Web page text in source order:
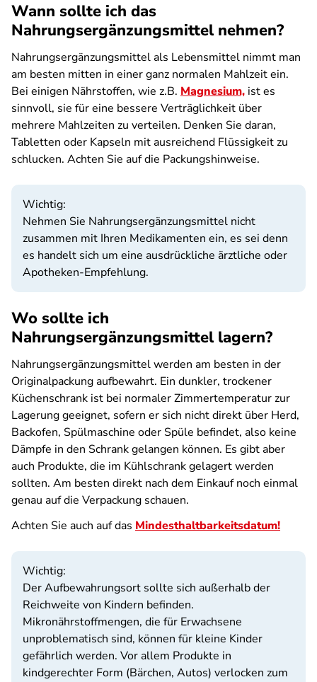
Wann sollte ich das
Nahrungsergänzungsmittel nehmen?
Nahrungsergänzungsmittel als Lebensmittel nimmt man
am besten mitten in einer ganz normalen Mahlzeit ein.
Bei einigen Nährstoffen, wie z.B. Magnesium, ist es
sinnvoll, sie für eine bessere Verträglichkeit über
mehrere Mahlzeiten zu verteilen. Denken Sie daran,
Tabletten oder Kapseln mit ausreichend Flüssigkeit zu
schlucken. Achten Sie auf die Packungshinweise.
Wichtig:
Nehmen Sie Nahrungsergänzungsmittel nicht
zusammen mit Ihren Medikamenten ein, es sei denn
es handelt sich um eine ausdrückliche ärztliche oder
Apotheken-Empfehlung.
Wo sollte ich
Nahrungsergänzungsmittel lagern?
Nahrungsergänzungsmittel werden am besten in der
Originalpackung aufbewahrt. Ein dunkler, trockener
Küchenschrank ist bei normaler Zimmertemperatur zur
Lagerung geeignet, sofern er sich nicht direkt über Herd,
Backofen, Spülmaschine oder Spüle befindet, also keine
Dämpfe in den Schrank gelangen können. Es gibt aber
auch Produkte, die im Kühlschrank gelagert werden
sollten. Am besten direkt nach dem Einkauf noch einmal
genau auf die Verpackung schauen.
Achten Sie auch auf das Mindesthaltbarkeitsdatum!
Wichtig:
Der Aufbewahrungsort sollte sich außerhalb der
Reichweite von Kindern befinden.
Mikronährstoffmengen, die für Erwachsene
unproblematisch sind, können für kleine Kinder
gefährlich werden. Vor allem Produkte in
kindgerechter Form (Bärchen, Autos) verlocken zum